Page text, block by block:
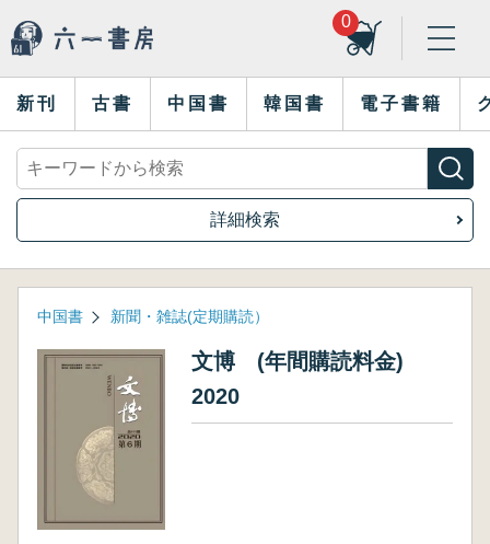
0
新刊 古書 中国書 韓国書 電子書籍
詳細検索
中国書 新聞・雑誌(定期購読）
文博 (年間購読料金)
2020